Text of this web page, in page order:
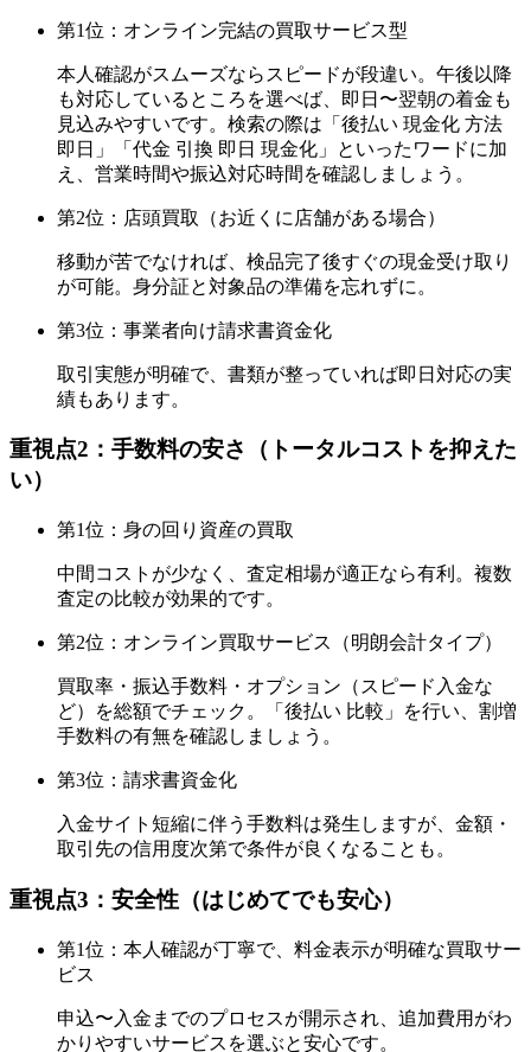
第1位：オンライン完結の買取サービス型
本人確認がスムーズならスピードが段違い。午後以降
も対応しているところを選べば、即日〜翌朝の着金も
見込みやすいです。検索の際は「後払い 現金化 方法
即日」「代金 引換 即日 現金化」といったワードに加
え、営業時間や振込対応時間を確認しましょう。
第2位：店頭買取（お近くに店舗がある場合）
移動が苦でなければ、検品完了後すぐの現金受け取り
が可能。身分証と対象品の準備を忘れずに。
第3位：事業者向け請求書資金化
取引実態が明確で、書類が整っていれば即日対応の実
績もあります。
重視点2：手数料の安さ（トータルコストを抑えた
い）
第1位：身の回り資産の買取
中間コストが少なく、査定相場が適正なら有利。複数
査定の比較が効果的です。
第2位：オンライン買取サービス（明朗会計タイプ）
買取率・振込手数料・オプション（スピード入金な
ど）を総額でチェック。「後払い 比較」を行い、割増
手数料の有無を確認しましょう。
第3位：請求書資金化
入金サイト短縮に伴う手数料は発生しますが、金額・
取引先の信用度次第で条件が良くなることも。
重視点3：安全性（はじめてでも安心）
第1位：本人確認が丁寧で、料金表示が明確な買取サー
ビス
申込〜入金までのプロセスが開示され、追加費用がわ
かりやすいサービスを選ぶと安心です。